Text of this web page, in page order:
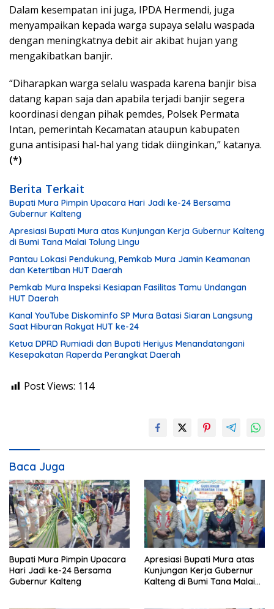
Dalam kesempatan ini juga, IPDA Hermendi, juga
menyampaikan kepada warga supaya selalu waspada
dengan meningkatnya debit air akibat hujan yang
mengakibatkan banjir.
“Diharapkan warga selalu waspada karena banjir bisa
datang kapan saja dan apabila terjadi banjir segera
koordinasi dengan pihak pemdes, Polsek Permata
Intan, pemerintah Kecamatan ataupun kabupaten
guna antisipasi hal-hal yang tidak diinginkan,” katanya.
(*)
Berita Terkait
Bupati Mura Pimpin Upacara Hari Jadi ke-24 Bersama
Gubernur Kalteng
Apresiasi Bupati Mura atas Kunjungan Kerja Gubernur Kalteng
di Bumi Tana Malai Tolung Lingu
Pantau Lokasi Pendukung, Pemkab Mura Jamin Keamanan
dan Ketertiban HUT Daerah
Pemkab Mura Inspeksi Kesiapan Fasilitas Tamu Undangan
HUT Daerah
Kanal YouTube Diskominfo SP Mura Batasi Siaran Langsung
Saat Hiburan Rakyat HUT ke-24
Ketua DPRD Rumiadi dan Bupati Heriyus Menandatangani
Kesepakatan Raperda Perangkat Daerah
Post Views: 114
Baca Juga
Bupati Mura Pimpin Upacara
Hari Jadi ke-24 Bersama
Gubernur Kalteng
Apresiasi Bupati Mura atas
Kunjungan Kerja Gubernur
Kalteng di Bumi Tana Malai